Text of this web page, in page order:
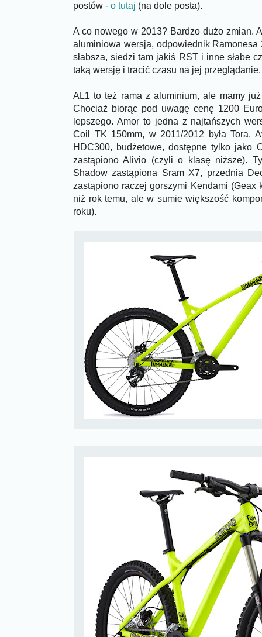
postów - o tutaj (na dole posta).
A co nowego w 2013? Bardzo dużo zmian.
aluminiowa wersja, odpowiednik
słabsza, siedzi tam jakiś RST i inne słabe
taką wersję i tracić czasu na jej przeglądanie.
AL1 to też rama z aluminium, ale mamy
Chociaż biorąc pod uwagę cenę 1200
lepszego. Amor to jedna z najtańszych
Coil TK 150mm, w 2011/2012 była Tora.
HDC300, budżetowe, dostępne tylko jako
zastąpiono Alivio (czyli o klasę niższe).
Shadow zastąpiona Sram X7, przednia
zastąpiono raczej gorszymi Kendami (Geax
niż rok temu, ale w sumie większość
roku).